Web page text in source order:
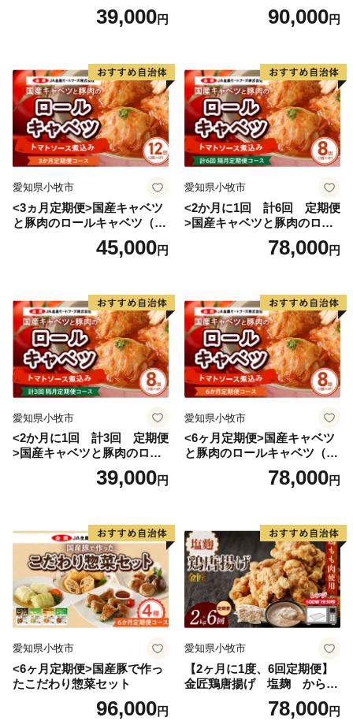
39,000円 90,000円
愛知県小牧市
<3ヵ月定期便>国産キャベツ
と豚肉のロールキャベツ（6P
45,000円
愛知県小牧市
<2か月に1回 計6回 定期便
>国産キャベツと豚肉のロー
ルキャベツ（4P入り）
78,000円
愛知県小牧市
<2か月に1回 計3回 定期便
>国産キャベツと豚肉のロー
ルキャベツ（4P入り）
39,000円
愛知県小牧市
<6ヶ月定期便>国産キャベツ
と豚肉のロールキャベツ（4P
78,000円
愛知県小牧市
<6ヶ月定期便>国産豚で作っ
たこだわり惣菜セット
96,000円
愛知県小牧市
【2ヶ月に1度、6回定期便】
金匠鶏唐揚げ 塩麹 からあ
78,000円